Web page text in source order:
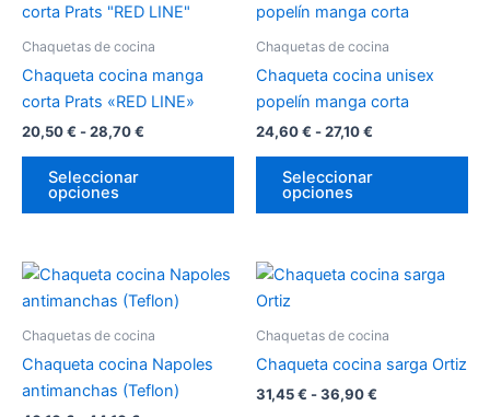
Chaquetas de cocina
Chaqueta cocina manga
corta Prats «RED LINE»
20,50€ -28,70€
precios:
20,50 €
hasta
28,70 €
Seleccionar
opciones
producto
tiene
variantes.
Las
opciones
pueden
página
Chaquetas de cocina
Chaqueta cocina unisex
popelín manga corta
24,60€ -27,10€
precios:
24,60 €
hasta
Seleccionar
opciones
Chaquetas de cocina
Chaqueta cocina Napoles
antimanchas (Teflon)
Rango
precios:
40,10 €
hasta
44,10 €
Este
producto
tiene
variantes.
Las
Chaquetas de cocina
Chaqueta cocina sarga Ortiz
31,45€ -36,90€
Rango
31,45 €
hasta